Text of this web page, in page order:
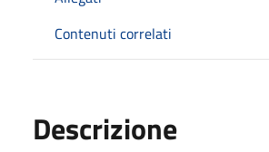
Contenuti correlati
Descrizione